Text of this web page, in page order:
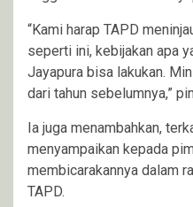
“Kami harap TAPD
seperti ini, kebijakan apa
Jayapura bisa lakukan.
dari tahun sebelumnya,”
Ia juga menambahkan,
menyampaikan kepada
membicarakannya dalam
TAPD.